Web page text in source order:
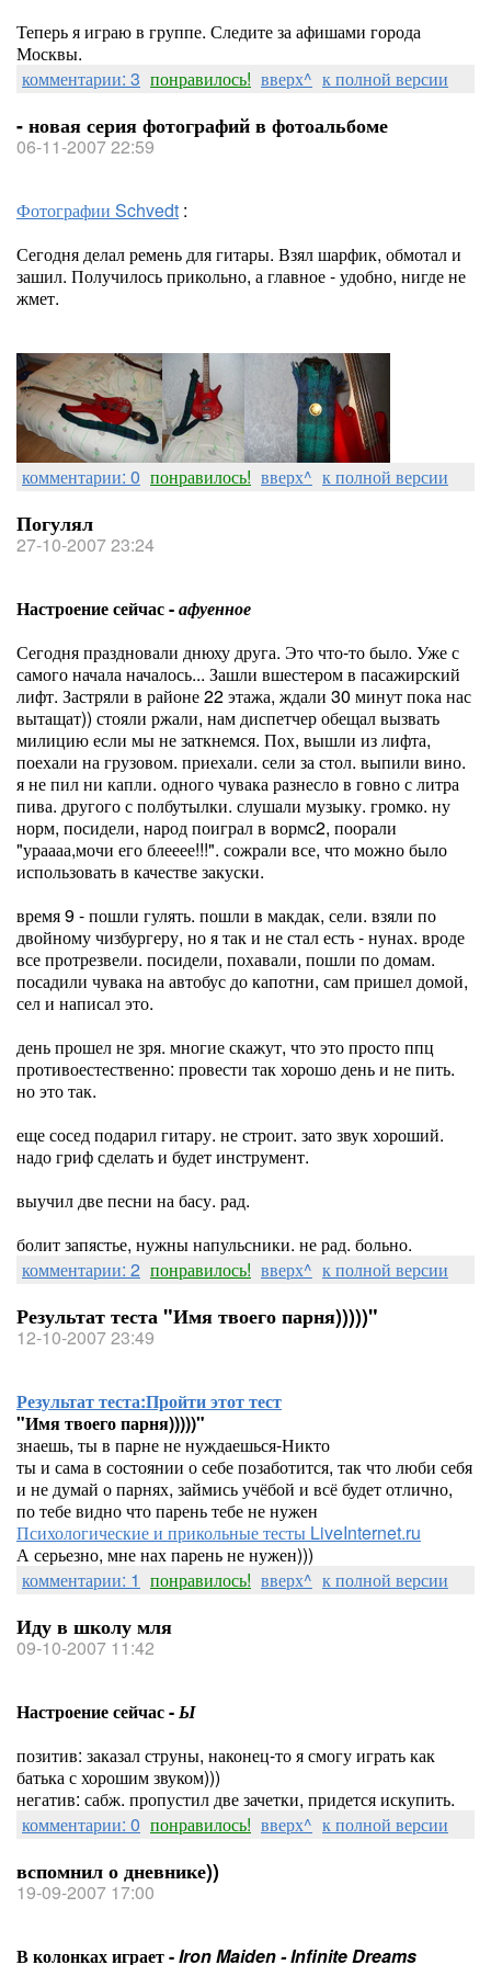
Теперь я играю в группе. Следите за афишами города
Москвы.
комментарии: 3 понравилось! вверх^ к полной версии
- новая серия фотографий в фотоальбоме
06-11-2007 22:59
Фотографии Schvedt :
Сегодня делал ремень для гитары. Взял шарфик, обмотал и
зашил. Получилось прикольно, а главное - удобно, нигде не
жмет.
комментарии: 0 понравилось! вверх^ к полной версии
Погулял
27-10-2007 23:24
Настроение сейчас -афуенное
Сегодня праздновали днюху друга. Это что-то было. Уже с
самого начала началось... Зашли вшестером в пасажирский
лифт. Застряли в районе 22 этажа, ждали 30 минут пока нас
вытащат)) стояли ржали, нам диспетчер обещал вызвать
милицию если мы не заткнемся. Пох, вышли из лифта,
поехали на грузовом. приехали. сели за стол. выпили вино.
я не пил ни капли. одного чувака разнесло в говно с литра
пива. другого с полбутылки. слушали музыку. громко. ну
норм, посидели, народ поиграл в вормс2, поорали
"ураааа,мочи его блееее!!!". сожрали все, что можно было
использовать в качестве закуски.
время 9 - пошли гулять. пошли в макдак, сели. взяли по
двойному чизбургеру, но я так и не стал есть - нунах. вроде
все протрезвели. посидели, похавали, пошли по домам.
посадили чувака на автобус до капотни, сам пришел домой,
сел и написал это.
день прошел не зря. многие скажут, что это просто ппц
противоестественно: провести так хорошо день и не пить.
но это так.
еще сосед подарил гитару. не строит. зато звук хороший.
надо гриф сделать и будет инструмент.
выучил две песни на басу. рад.
болит запястье, нужны напульсники. не рад. больно.
комментарии: 2 понравилось! вверх^ к полной версии
Результат теста "Имя твоего парня)))))"
12-10-2007 23:49
Результат теста:Пройти этот тест
"Имя твоего парня)))))"
знаешь, ты в парне не нуждаешься-Никто
ты и сама в состоянии о себе позаботится, так что люби себя
и не думай о парнях, займись учёбой и всё будет отлично,
по тебе видно что парень тебе не нужен
Психологические и прикольные тесты LiveInternet.ru
А серьезно, мне нах парень не нужен)))
комментарии: 1 понравилось! вверх^ к полной версии
Иду в школу мля
09-10-2007 11:42
Настроение сейчас -Ы
позитив: заказал струны, наконец-то я смогу играть как
батька с хорошим звуком)))
негатив: сабж. пропустил две зачетки, придется искупить.
комментарии: 0 понравилось! вверх^ к полной версии
вспомнил о дневнике))
19-09-2007 17:00
В колонках играет -Iron Maiden - Infinite Dreams